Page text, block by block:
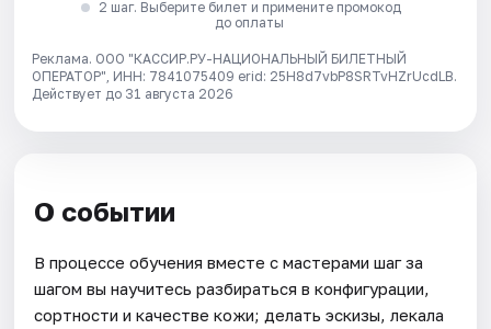
2 шаг. Выберите билет и примените промокод
до оплаты
Реклама. ООО "КАССИР.РУ-НАЦИОНАЛЬНЫЙ БИЛЕТНЫЙ
ОПЕРАТОР", ИНН: 7841075409 erid: 25H8d7vbP8SRTvHZrUcdLB.
Действует до 31 августа 2026
О событии
В процессе обучения вместе с мастерами шаг за
шагом вы научитесь разбираться в конфигурации,
сортности и качестве кожи; делать эскизы, лекала